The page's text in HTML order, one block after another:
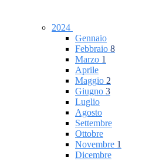
2024
Gennaio
Febbraio 8
Marzo 1
Aprile
Maggio 2
Giugno 3
Luglio
Agosto
Settembre
Ottobre
Novembre 1
Dicembre